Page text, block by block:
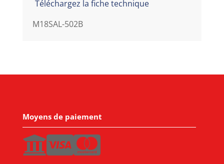
Téléchargez la fiche technique
M18SAL-502B
Moyens de paiement